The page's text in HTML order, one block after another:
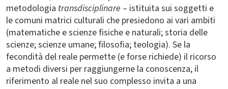
metodologia transdisciplinare – istituita sui soggetti e
le comuni matrici culturali che presiedono ai vari ambiti
(matematiche e scienze fisiche e naturali; storia delle
scienze; scienze umane; filosofia; teologia). Se la
fecondità del reale permette (e forse richiede) il ricorso
a metodi diversi per raggiungerne la conoscenza, il
riferimento al reale nel suo complesso invita a una